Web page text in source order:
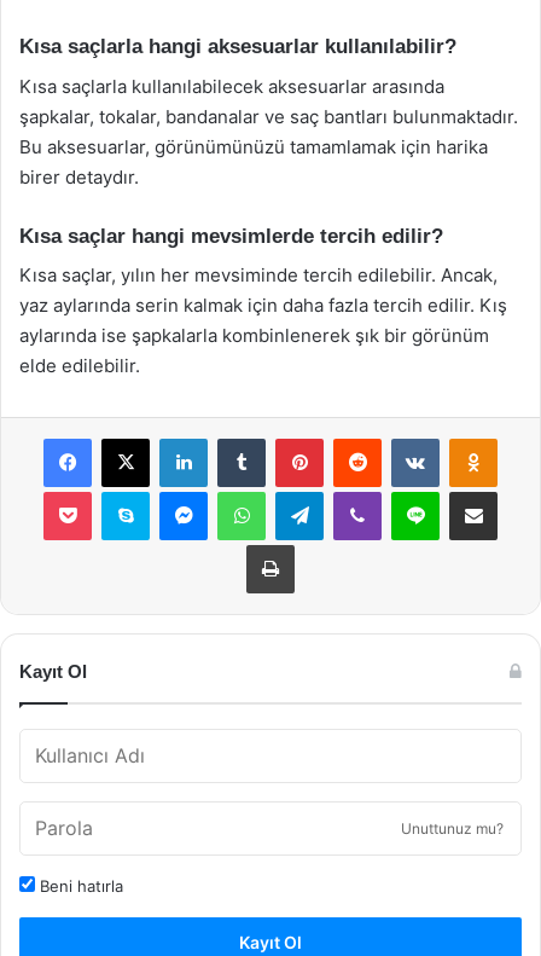
Kısa saçlarla hangi aksesuarlar kullanılabilir?
Kısa saçlarla kullanılabilecek aksesuarlar arasında
şapkalar, tokalar, bandanalar ve saç bantları bulunmaktadır.
Bu aksesuarlar, görünümünüzü tamamlamak için harika
birer detaydır.
Kısa saçlar hangi mevsimlerde tercih edilir?
Kısa saçlar, yılın her mevsiminde tercih edilebilir. Ancak,
yaz aylarında serin kalmak için daha fazla tercih edilir. Kış
aylarında ise şapkalarla kombinlenerek şık bir görünüm
elde edilebilir.
Facebook
X LinkedInTumblr PinterestReddit VKontakte
Pocket Skype MessengerWhatsAppTelegramViber Line E-Posta ile
Yazdır
Kayıt Ol
Unuttunuz mu?
Beni hatırla
Kayıt Ol